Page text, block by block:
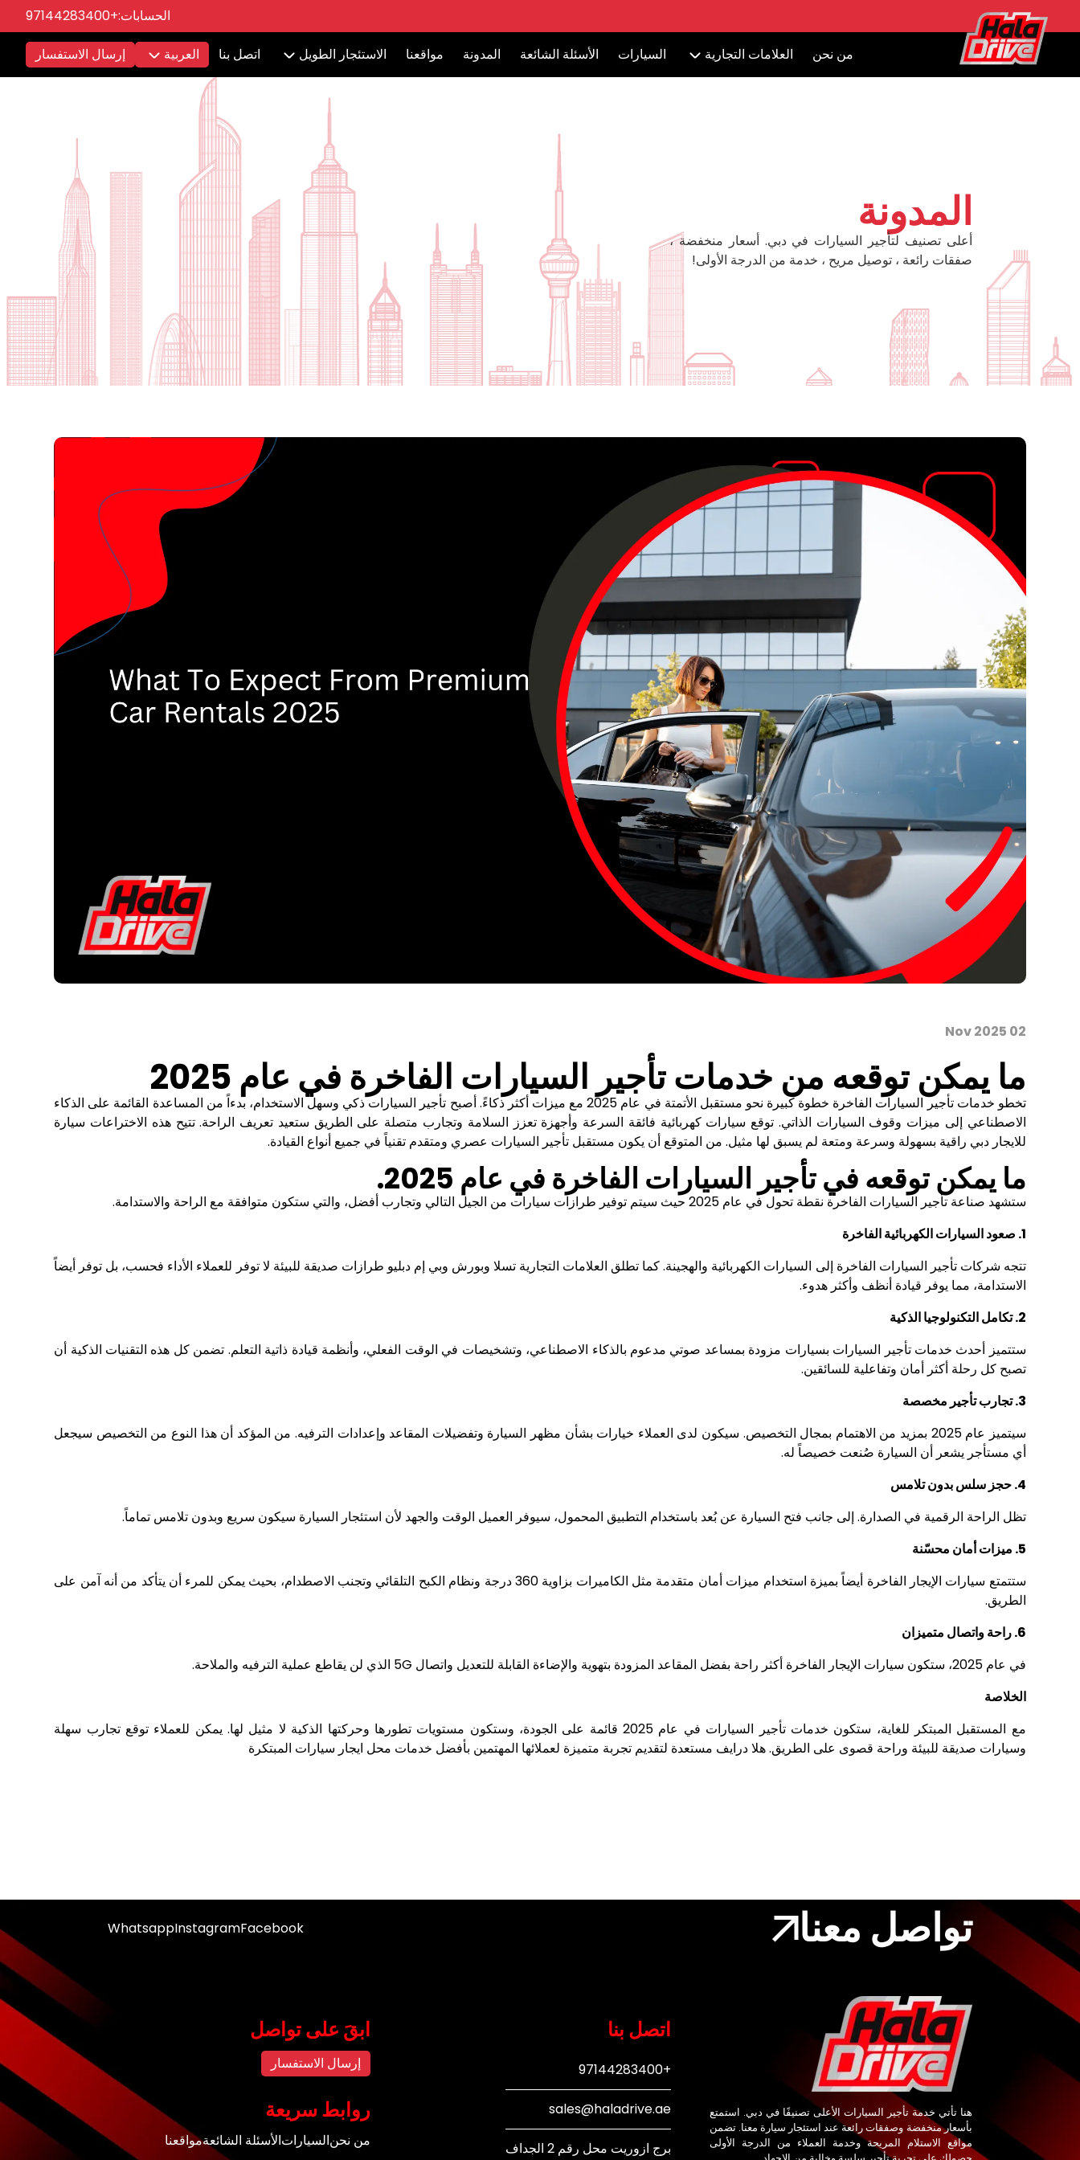
الحسابات:+97144283400
من نحن العلامات التجارية السيارات الأسئلة الشائعة المدونة مواقعنا الاستئجار الطويل اتصل بنا العربية إرسال الاستفسار
المدونة
أعلى تصنيف لتأجير السيارات في دبي. أسعار منخفضة ،
صفقات رائعة ، توصيل مريح ، خدمة من الدرجة الأولى!
02 Nov 2025
ما يمكن توقعه من خدمات تأجير السيارات الفاخرة في عام 2025
تخطو خدمات تأجير السيارات الفاخرة خطوة كبيرة نحو مستقبل الأتمتة في عام 2025 مع ميزات أكثر ذكاءً. أصبح تأجير السيارات ذكي وسهل الاستخدام، بدءاً من المساعدة القائمة على الذكاء
الاصطناعي إلى ميزات وقوف السيارات الذاتي. توقع سيارات كهربائية فائقة السرعة وأجهزة تعزز السلامة وتجارب متصلة على الطريق ستعيد تعريف الراحة. تتيح هذه الاختراعات سيارة
للايجار دبي راقية بسهولة وسرعة ومتعة لم يسبق لها مثيل. من المتوقع أن يكون مستقبل تأجير السيارات عصري ومتقدم تقنياً في جميع أنواع القيادة.
ما يمكن توقعه في تأجير السيارات الفاخرة في عام 2025.
ستشهد صناعة تأجير السيارات الفاخرة نقطة تحول في عام 2025 حيث سيتم توفير طرازات سيارات من الجيل التالي وتجارب أفضل، والتي ستكون متوافقة مع الراحة والاستدامة.
1. صعود السيارات الكهربائية الفاخرة
تتجه شركات تأجير السيارات الفاخرة إلى السيارات الكهربائية والهجينة. كما تطلق العلامات التجارية تسلا وبورش وبي إم دبليو طرازات صديقة للبيئة لا توفر للعملاء الأداء فحسب، بل توفر أيضاً
الاستدامة، مما يوفر قيادة أنظف وأكثر هدوء.
2. تكامل التكنولوجيا الذكية
ستتميز أحدث خدمات تأجير السيارات بسيارات مزودة بمساعد صوتي مدعوم بالذكاء الاصطناعي، وتشخيصات في الوقت الفعلي، وأنظمة قيادة ذاتية التعلم. تضمن كل هذه التقنيات الذكية أن
تصبح كل رحلة أكثر أمان وتفاعلية للسائقين.
3. تجارب تأجير مخصصة
سيتميز عام 2025 بمزيد من الاهتمام بمجال التخصيص. سيكون لدى العملاء خيارات بشأن مظهر السيارة وتفضيلات المقاعد وإعدادات الترفيه. من المؤكد أن هذا النوع من التخصيص سيجعل
أي مستأجر يشعر أن السيارة صُنعت خصيصاً له.
4. حجز سلس بدون تلامس
تظل الراحة الرقمية في الصدارة. إلى جانب فتح السيارة عن بُعد باستخدام التطبيق المحمول، سيوفر العميل الوقت والجهد لأن استئجار السيارة سيكون سريع وبدون تلامس تماماً.
5. ميزات أمان محسّنة
ستتمتع سيارات الإيجار الفاخرة أيضاً بميزة استخدام ميزات أمان متقدمة مثل الكاميرات بزاوية 360 درجة ونظام الكبح التلقائي وتجنب الاصطدام، بحيث يمكن للمرء أن يتأكد من أنه آمن على
الطريق.
6. راحة واتصال متميزان
في عام 2025، ستكون سيارات الإيجار الفاخرة أكثر راحة بفضل المقاعد المزودة بتهوية والإضاءة القابلة للتعديل واتصال 5G الذي لن يقاطع عملية الترفيه والملاحة.
الخلاصة
مع المستقبل المبتكر للغاية، ستكون خدمات تأجير السيارات في عام 2025 قائمة على الجودة، وستكون مستويات تطورها وحركتها الذكية لا مثيل لها. يمكن للعملاء توقع تجارب سهلة
وسيارات صديقة للبيئة وراحة قصوى على الطريق. هلا درايف مستعدة لتقديم تجربة متميزة لعملائها المهتمين بأفضل خدمات محل ايجار سيارات المبتكرة
تواصل معنا Facebook
Instagram
Whatsapp
هنا تأتي خدمة تأجير السيارات الأعلى تصنيفًا في دبي. استمتع
بأسعار منخفضة وصفقات رائعة عند استئجار سيارة معنا. تضمن
مواقع الاستلام المريحة وخدمة العملاء من الدرجة الأولى
اتصل بنا
+97144283400
sales@haladrive.ae
برج ازوريت محل رقم 2 الجداف
ابقَ على تواصل
إرسال الاستفسار
روابط سريعة
من نحنالسياراتالأسئلة الشائعةمواقعنا